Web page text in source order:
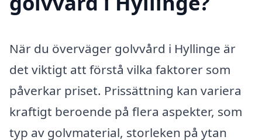
När du överväger golvvård i Hyllinge är
det viktigt att förstå vilka faktorer som
påverkar priset. Prissättning kan variera
kraftigt beroende på flera aspekter, som
typ av golvmaterial, storleken på ytan